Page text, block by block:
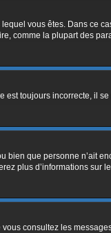
vous êtes. Dans ce
comme la plupart des
toujours incorrecte, il
bien que personne n’ait
plus d’informations sur
consultez les